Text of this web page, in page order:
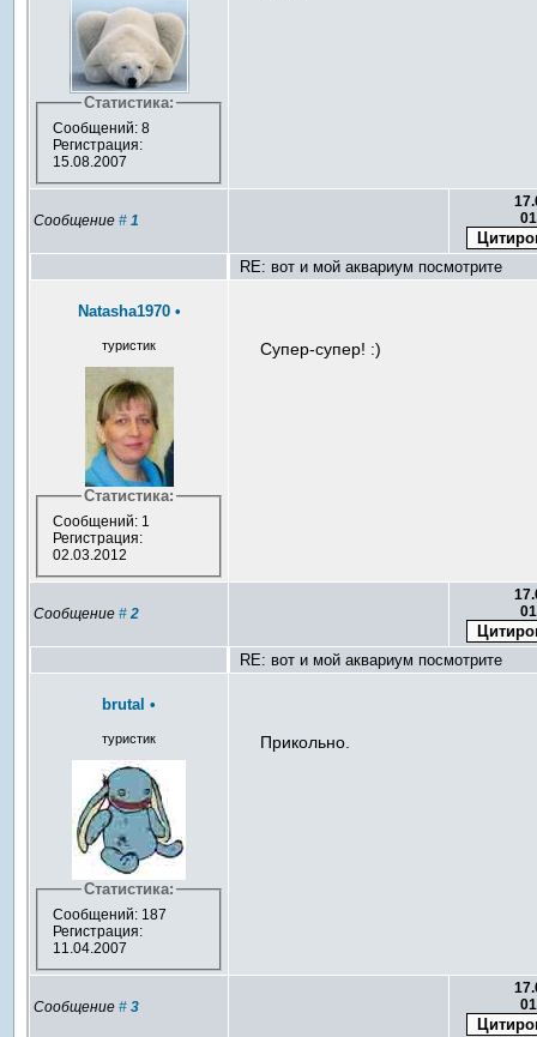
Статистика:
Сообщений: 8
Регистрация:
15.08.2007
Сообщение#1
RE: вот и мой аквариум посмотрите
Natasha1970 •
туристик
Статистика:
Сообщений: 1
Регистрация:
02.03.2012
Супер-супер! :)
Сообщение#2
RE: вот и мой аквариум посмотрите
brutal •
туристик
Статистика:
Сообщений: 187
Регистрация:
11.04.2007
Прикольно.
Сообщение#3